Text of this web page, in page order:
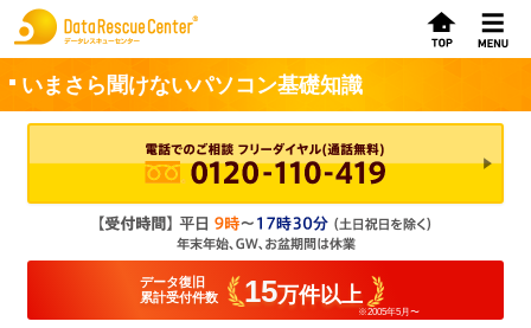
いまさら聞けないパソコン基礎知識
データ復旧
累計受付件数
15万件以上
※2005年5月〜
お申込方法
お問合せ
初めてのお客さまへ
サービスの流れ